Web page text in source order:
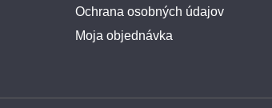
Ochrana osobných údajov
Moja objednávka